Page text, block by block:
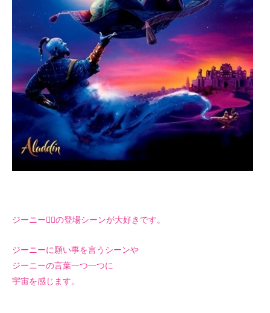
ジーニー🧞‍♂️の登場シーンが大好きです。
ジーニーに願い事を言うシーンや
ジーニーの言葉一つ一つに
宇宙を感じます。